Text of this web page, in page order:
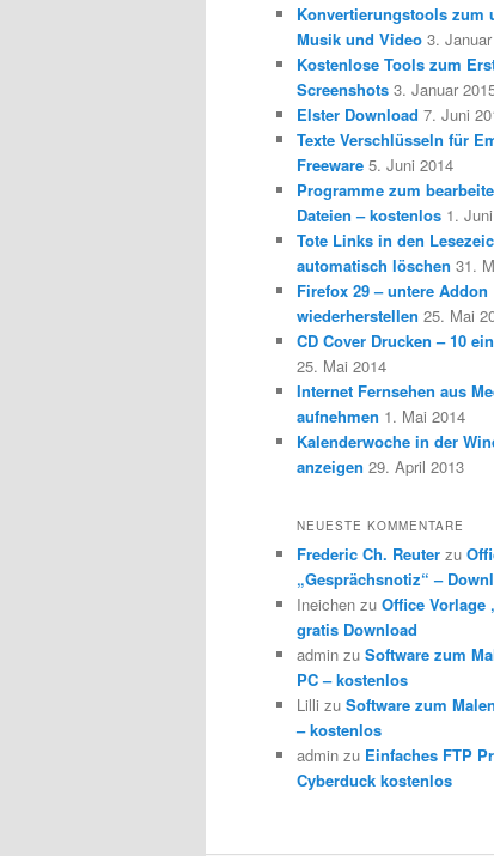
Konvertierungstools zum
Musik und Video 3.
Kostenlose Tools zum
Screenshots 3. Januar
Elster Download 7. Juni
Texte Verschlüsseln für
Freeware 5. Juni 2014
Programme zum
Dateien – kostenlos 1.
Tote Links in den
automatisch löschen 31.
Firefox 29 – untere Addon
wiederherstellen 25. Mai
CD Cover Drucken – 10
25. Mai 2014
Internet Fernsehen aus
aufnehmen 1. Mai 2014
Kalenderwoche in der
anzeigen 29. April 2013
NEUESTE KOMMENTARE
Frederic Ch. Reuter zu
„Gesprächsnotiz“ –
Ineichen zu Office Vorlage
gratis Download
admin zu Software zum
PC – kostenlos
Lilli zu Software zum
– kostenlos
admin zu Einfaches FTP
Cyberduck kostenlos